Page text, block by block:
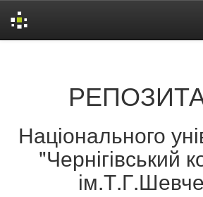
Національного
"Чернігівський